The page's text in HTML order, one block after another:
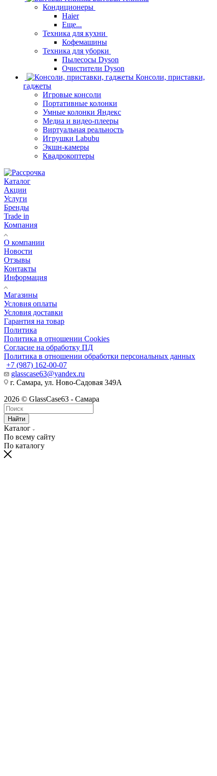
Кондиционеры
Haier
Еще...
Техника для кухни
Кофемашины
Техника для уборки
Пылесосы Dyson
Очистители Dyson
Консоли, приставки,
гаджеты
Игровые консоли
Портативные колонки
Умные колонки Яндекс
Медиа и видео-плееры
Виртуальная реальность
Игрушки Labubu
Экшн-камеры
Квадрокоптеры
Каталог
Акции
Услуги
Бренды
Trade in
Компания
О компании
Новости
Отзывы
Контакты
Информация
Магазины
Условия оплаты
Условия доставки
Гарантия на товар
Политика
Политика в отношении Cookies
Согласие на обработку ПД
Политика в отношении обработки персональных данных
+7 (987) 162-00-07
glasscase63@yandex.ru
г. Самара, ул. Ново-Садовая 349А
2026 © GlassCase63 - Самара
Найти
Каталог
По всему сайту
По каталогу